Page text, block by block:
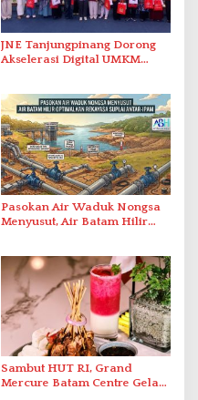
JNE Tanjungpinang Dorong
Akselerasi Digital UMKM
Pasokan Air Waduk Nongsa
Menyusut, Air Batam Hilir
Sambut HUT RI, Grand
Mercure Batam Centre Gelar